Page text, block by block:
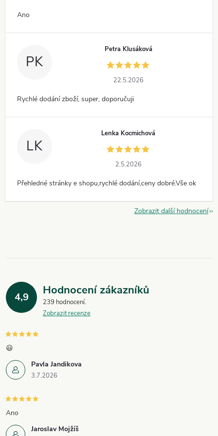
Ano
PK
Petra Klusáková
22.5.2026
Rychlé dodání zboží, super, doporučuji
LK
Lenka Kocmichová
2.5.2026
Přehledné stránky e shopu,rychlé dodání,ceny dobré.Vše ok
Zobrazit další hodnocení
4,9 Hodnocení zákazníků
239 hodnocení
Zobrazit recenze
Pavla Jandikova
3.7.2026
😃
Jaroslav Mojžíš
Ano